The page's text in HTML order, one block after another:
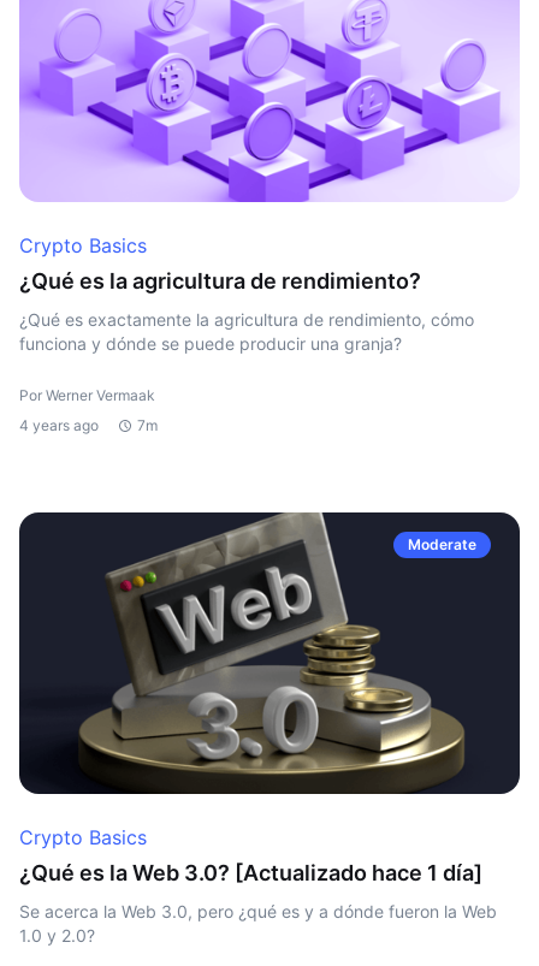
Crypto Basics
¿Qué es la agricultura de rendimiento?
¿Qué es exactamente la agricultura de rendimiento, cómo
funciona y dónde se puede producir una granja?
Por Werner Vermaak
4 years ago
7m
Moderate
Crypto Basics
¿Qué es la Web 3.0? [Actualizado hace 1 día]
Se acerca la Web 3.0, pero ¿qué es y a dónde fueron la Web
1.0 y 2.0?